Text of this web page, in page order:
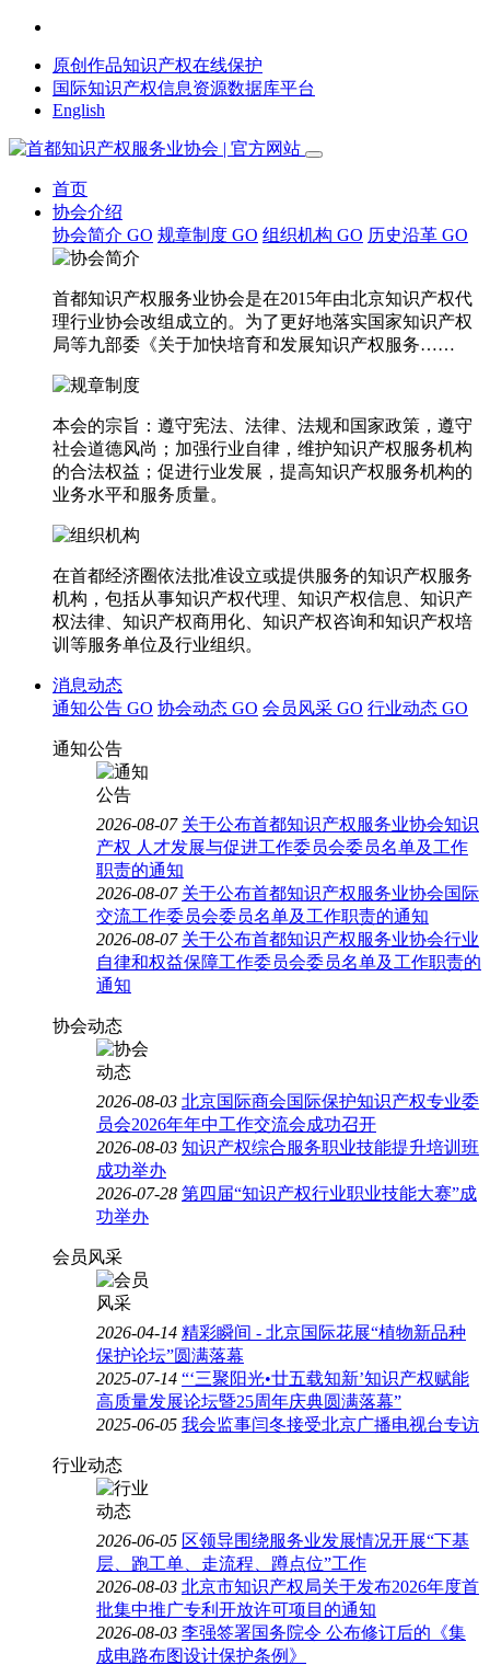
原创作品知识产权在线保护
国际知识产权信息资源数据库平台
English
首页
协会介绍
协会简介 GO 规章制度 GO 组织机构 GO 历史沿革 GO
首都知识产权服务业协会是在2015年由北京知识产权代
理行业协会改组成立的。为了更好地落实国家知识产权
局等九部委《关于加快培育和发展知识产权服务……
本会的宗旨：遵守宪法、法律、法规和国家政策，遵守
社会道德风尚；加强行业自律，维护知识产权服务机构
的合法权益；促进行业发展，提高知识产权服务机构的
业务水平和服务质量。
在首都经济圈依法批准设立或提供服务的知识产权服务
机构，包括从事知识产权代理、知识产权信息、知识产
权法律、知识产权商用化、知识产权咨询和知识产权培
训等服务单位及行业组织。
消息动态
通知公告 GO 协会动态 GO 会员风采 GO 行业动态 GO
通知公告
2026-08-07 关于公布首都知识产权服务业协会知识
产权 人才发展与促进工作委员会委员名单及工作
职责的通知
2026-08-07 关于公布首都知识产权服务业协会国际
交流工作委员会委员名单及工作职责的通知
2026-08-07 关于公布首都知识产权服务业协会行业
自律和权益保障工作委员会委员名单及工作职责的
通知
协会动态
2026-08-03 北京国际商会国际保护知识产权专业委
员会2026年年中工作交流会成功召开
2026-08-03 知识产权综合服务职业技能提升培训班
成功举办
2026-07-28 第四届“知识产权行业职业技能大赛”成
功举办
会员风采
2026-04-14 精彩瞬间 - 北京国际花展“植物新品种
保护论坛”圆满落幕
2025-07-14 “‘三聚阳光•廿五载知新’知识产权赋能
高质量发展论坛暨25周年庆典圆满落幕”
2025-06-05 我会监事闫冬接受北京广播电视台专访
行业动态
2026-06-05 区领导围绕服务业发展情况开展“下基
层、跑工单、走流程、蹲点位”工作
2026-08-03 北京市知识产权局关于发布2026年度首
批集中推广专利开放许可项目的通知
2026-08-03 李强签署国务院令 公布修订后的《集
成电路布图设计保护条例》